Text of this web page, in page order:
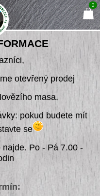
otevřený prodej
masa.
pokud budete mít
se
Po - Pá 7.00 -
0